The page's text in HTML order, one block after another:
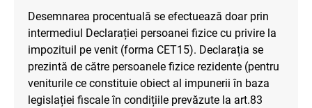
Desemnarea procentuală se efectuează doar prin
intermediul Declarației persoanei fizice cu privire la
impozituil pe venit (forma CET15). Declarația se
prezintă de către persoanele fizice rezidente (pentru
veniturile ce constituie obiect al impunerii în baza
legislației fiscale în condițiile prevăzute la art.83